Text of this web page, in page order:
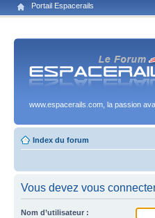
Portail Espacerails
www.espacerails.com, la passion
Index du forum
Vous devez vous
Nom d’utilisateur :